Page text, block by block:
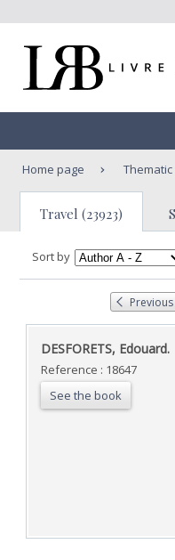
Home page
Travel (23923)
Sort by
Previous
‎DESFORETS, Edouard.‎
Reference : 18647
See the book